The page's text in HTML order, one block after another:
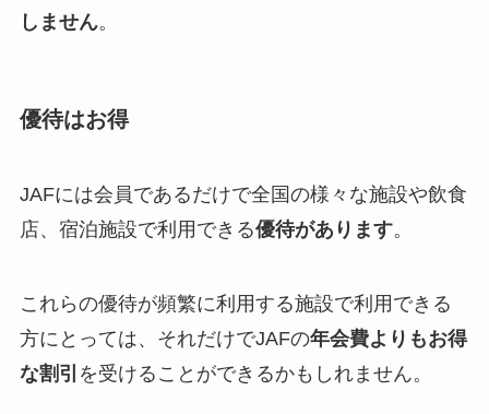
しません。
優待はお得
JAFには会員であるだけで全国の様々な施設や飲食
店、宿泊施設で利用できる優待があります。
これらの優待が頻繁に利用する施設で利用できる
方にとっては、それだけでJAFの年会費よりもお得
な割引 を受けることができるかもしれません。